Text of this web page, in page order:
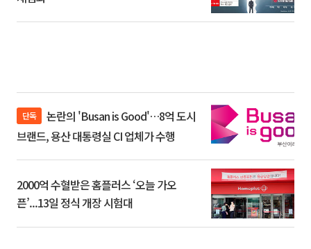
단독
브랜드, 용산 대통령실 CI 업체가 수행
2000억 수혈받은 홈플러스 ‘오늘 가오
픈’...13일 정식 개장 시험대